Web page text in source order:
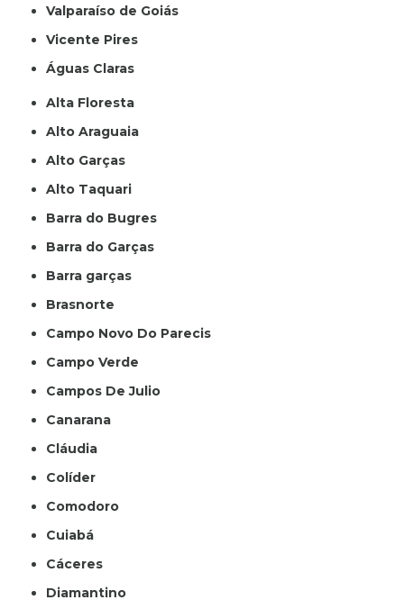
Valparaíso de Goiás
Vicente Pires
Águas Claras
Alta Floresta
Alto Araguaia
Alto Garças
Alto Taquari
Barra do Bugres
Barra do Garças
Barra garças
Brasnorte
Campo Novo Do Parecis
Campo Verde
Campos De Julio
Canarana
Cláudia
Colíder
Comodoro
Cuiabá
Cáceres
Diamantino